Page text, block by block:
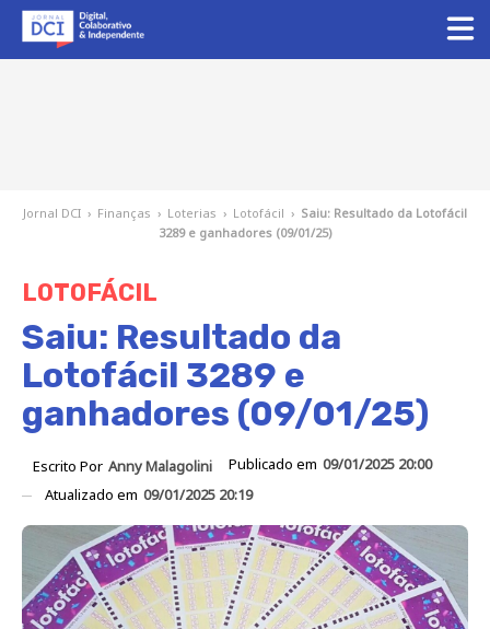
Jornal DCI › Finanças › Loterias › Lotofácil › Saiu: Resultado da Lotofácil
3289 e ganhadores (09/01/25)
LOTOFÁCIL
Saiu: Resultado da
Lotofácil 3289 e
ganhadores (09/01/25)
Escrito Por Anny Malagolini Publicado em 09/01/2025 20:00
Atualizado em 09/01/2025 20:19